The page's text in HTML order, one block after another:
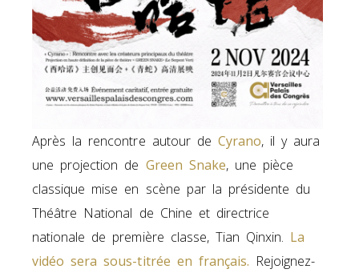
Après la rencontre autour de Cyrano, il y aura
une projection de Green Snake, une pièce
classique mise en scène par la présidente du
Théâtre National de Chine et directrice
nationale de première classe, Tian Qinxin. La
vidéo sera sous-titrée en français. Rejoignez-